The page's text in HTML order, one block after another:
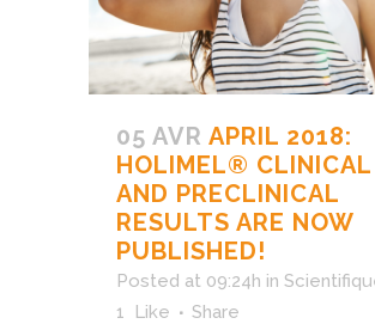
05 AVR APRIL 2018:
HOLIMEL® CLINICAL
AND PRECLINICAL
RESULTS ARE NOW
PUBLISHED!
Posted at 09:24h in
1
Like Share